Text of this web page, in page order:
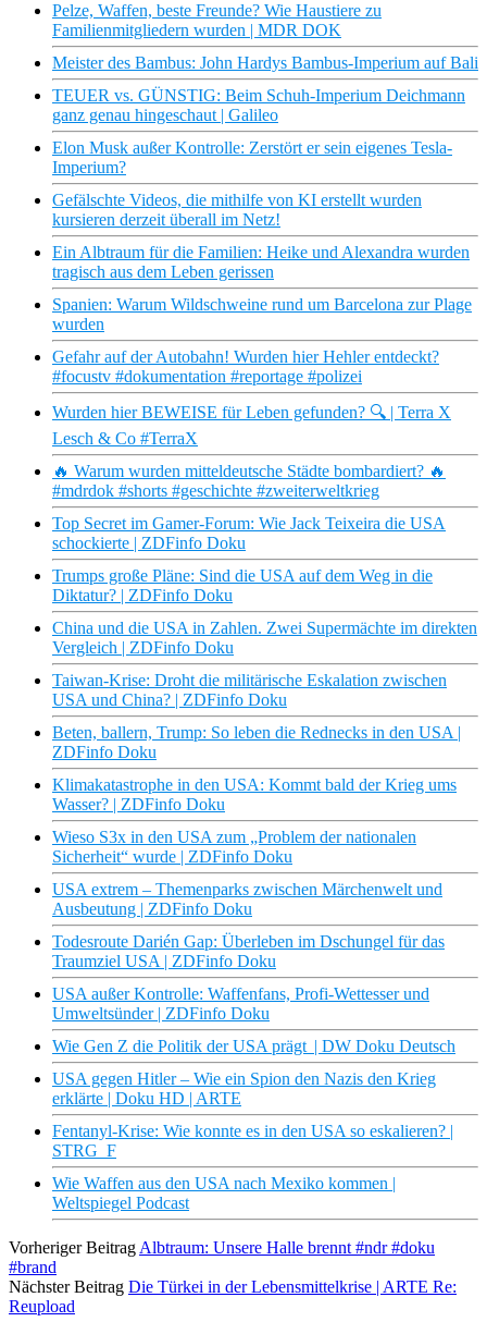
Pelze, Waffen, beste Freunde? Wie Haustiere zu
Familienmitgliedern wurden | MDR DOK
Meister des Bambus: John Hardys Bambus-Imperium auf Bali
TEUER vs. GÜNSTIG: Beim Schuh-Imperium Deichmann
ganz genau hingeschaut | Galileo
Elon Musk außer Kontrolle: Zerstört er sein eigenes Tesla-
Imperium?
Gefälschte Videos, die mithilfe von KI erstellt wurden
kursieren derzeit überall im Netz!
Ein Albtraum für die Familien: Heike und Alexandra wurden
tragisch aus dem Leben gerissen
Spanien: Warum Wildschweine rund um Barcelona zur Plage
wurden
Gefahr auf der Autobahn! Wurden hier Hehler entdeckt?
#focustv #dokumentation #reportage #polizei
Wurden hier BEWEISE für Leben gefunden? 🔍 | Terra X
Lesch & Co #TerraX
🔥 Warum wurden mitteldeutsche Städte bombardiert? 🔥
#mdrdok #shorts #geschichte #zweiterweltkrieg
Top Secret im Gamer-Forum: Wie Jack Teixeira die USA
schockierte | ZDFinfo Doku
Trumps große Pläne: Sind die USA auf dem Weg in die
Diktatur? | ZDFinfo Doku
China und die USA in Zahlen. Zwei Supermächte im direkten
Vergleich | ZDFinfo Doku
Taiwan-Krise: Droht die militärische Eskalation zwischen
USA und China? | ZDFinfo Doku
Beten, ballern, Trump: So leben die Rednecks in den USA |
ZDFinfo Doku
Klimakatastrophe in den USA: Kommt bald der Krieg ums
Wasser? | ZDFinfo Doku
Wieso S3x in den USA zum „Problem der nationalen
Sicherheit“ wurde | ZDFinfo Doku
USA extrem – Themenparks zwischen Märchenwelt und
Ausbeutung | ZDFinfo Doku
Todesroute Darién Gap: Überleben im Dschungel für das
Traumziel USA | ZDFinfo Doku
USA außer Kontrolle: Waffenfans, Profi-Wettesser und
Umweltsünder | ZDFinfo Doku
Wie Gen Z die Politik der USA prägt | DW Doku Deutsch
USA gegen Hitler – Wie ein Spion den Nazis den Krieg
erklärte | Doku HD | ARTE
Fentanyl-Krise: Wie konnte es in den USA so eskalieren? |
STRG_F
Wie Waffen aus den USA nach Mexiko kommen |
Weltspiegel Podcast
Vorheriger Beitrag Albtraum: Unsere Halle brennt #ndr #doku
#brand
Nächster Beitrag Die Türkei in der Lebensmittelkrise | ARTE Re:
Reupload